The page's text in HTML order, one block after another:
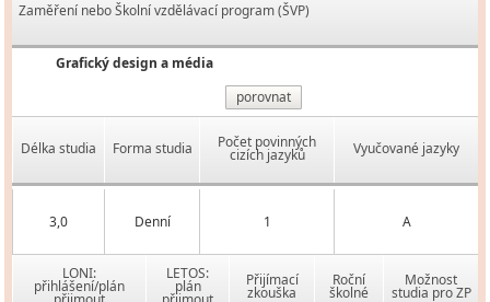
Zaměření nebo Školní vzdělávací program (ŠVP)
Grafický design a média
porovnat
Délka studia Forma studia Počet povinných
cizích jazyků Vyučované jazyky
3,0 Denní 1 A
LONI:
přihlášení/plán
LETOS:
plán Přijímací
zkouška
Roční
školné
Možnost
studia pro ZP